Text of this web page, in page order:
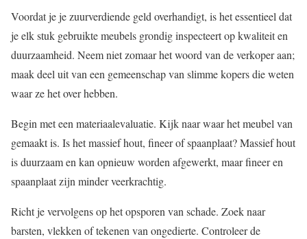
Voordat je je zuurverdiende geld overhandigt, is het essentieel dat
je elk stuk gebruikte meubels grondig inspecteert op kwaliteit en
duurzaamheid. Neem niet zomaar het woord van de verkoper aan;
maak deel uit van een gemeenschap van slimme kopers die weten
waar ze het over hebben.
Begin met een materiaalevaluatie. Kijk naar waar het meubel van
gemaakt is. Is het massief hout, fineer of spaanplaat? Massief hout
is duurzaam en kan opnieuw worden afgewerkt, maar fineer en
spaanplaat zijn minder veerkrachtig.
Richt je vervolgens op het opsporen van schade. Zoek naar
barsten, vlekken of tekenen van ongedierte. Controleer de